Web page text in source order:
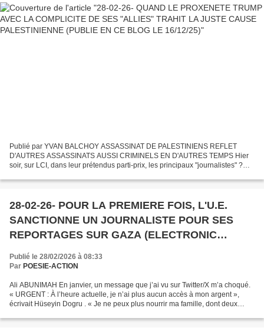
Publié par YVAN BALCHOY ASSASSINAT DE PALESTINIENS REFLET
D'AUTRES ASSASSINATS AUSSI CRIMINELS EN D'AUTRES TEMPS Hier
soir, sur LCI, dans leur prétendus parti-prix, les principaux "journalistes" ?
28-02-26- POUR LA PREMIERE FOIS, L'U.E.
SANCTIONNE UN JOURNALISTE POUR SES
REPORTAGES SUR GAZA (ELECTRONIC
Publié le 28/02/2026 à 08:33
Par POESIE-ACTION
Ali ABUNIMAH En janvier, un message que j’ai vu sur Twitter/X m’a choqué.
« URGENT : À l’heure actuelle, je n’ai plus aucun accès à mon argent »,
écrivait Hüseyin Dogru . « Je ne peux plus nourrir ma famille, dont deux